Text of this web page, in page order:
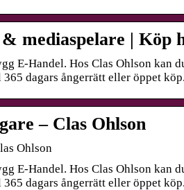
mediaspelare | Köp
E-Handel. Hos Clas Ohlson kan
dagars ångerrätt eller öppet
– Clas Ohlson
Ohlson
E-Handel. Hos Clas Ohlson kan
dagars ångerrätt eller öppet